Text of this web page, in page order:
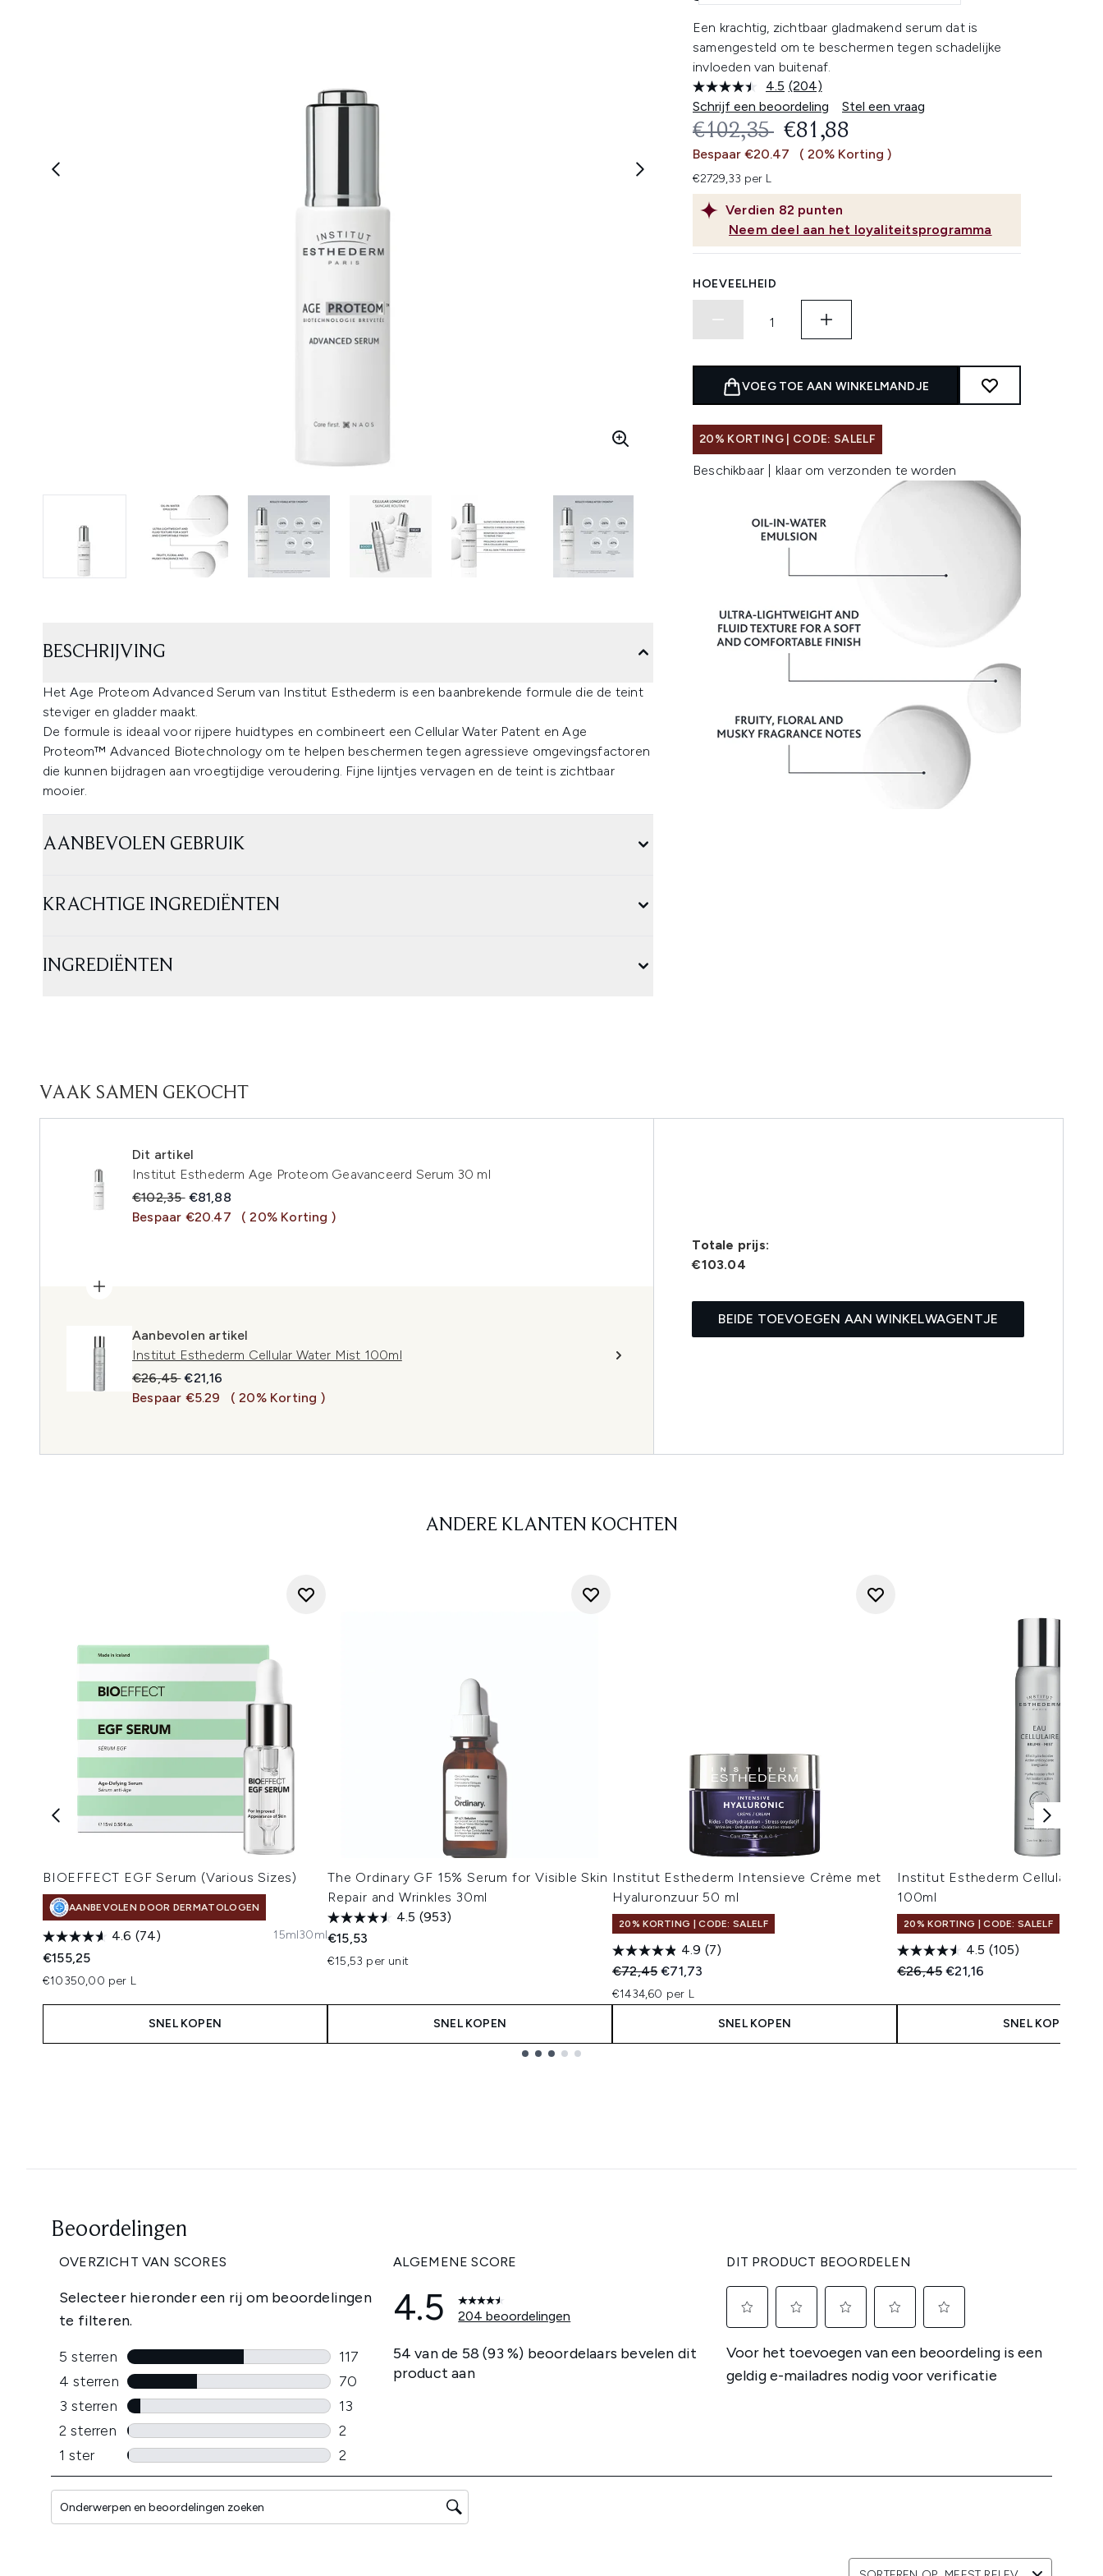
Een krachtig, zichtbaar gladmakend serum dat is
samengesteld om te beschermen tegen schadelijke
invloeden van buitenaf.
4.5 Lees
204
beoordelingen.
Dezelfde
paginalink.
(204)
Schrijf een beoordeling
Stel een vraag
Verdien 82 punten
Neem deel aan het loyaliteitsprogramma
RECOMMENDED RETAIL PRICE:
€102,35 HUIDIGE PRIJS:
€81,88
Bespaar €20.47 ( 20% Korting )
€2729,33 per L
HOEVEELHEID
VOEG TOE AAN WINKELMANDJE
20% KORTING | CODE: SALELF
Beschikbaar | klaar om verzonden te worden
BESCHRIJVING
Het Age Proteom Advanced Serum van Institut Esthederm is een baanbrekende formule die de teint
steviger en gladder maakt.
De formule is ideaal voor rijpere huidtypes en combineert een Cellular Water Patent en Age
Proteom™ Advanced Biotechnology om te helpen beschermen tegen agressieve omgevingsfactoren
die kunnen bijdragen aan vroegtijdige veroudering. Fijne lijntjes vervagen en de teint is zichtbaar
mooier.
AANBEVOLEN GEBRUIK
KRACHTIGE INGREDIËNTEN
INGREDIËNTEN
VAAK SAMEN GEKOCHT
Dit artikel
Institut Esthederm Age Proteom Geavanceerd Serum 30 ml
Recommended Retail Price:
€102,35 Huidige prijs:
€81,88
Bespaar €20.47
( 20% Korting )
Aanbevolen artikel
Institut Esthederm Cellular Water Mist 100ml
Recommended Retail Price:
€26,45Huidige prijs:
€21,16
Bespaar €5.29
( 20% Korting )
Totale prijs:
€103.04
BEIDE TOEVOEGEN AAN WINKELWAGENTJE
ANDERE KLANTEN KOCHTEN
BIOEFFECT EGF Serum (Various Sizes)
AANBEVOLEN DOOR DERMATOLOGEN
4.6 (74)
€155,25
€10350,00 per L
15ml30ml
SNEL KOPEN
The Ordinary GF 15% Serum for Visible Skin
Repair and Wrinkles 30ml
4.5 (953)
€15,53
€15,53 per unit
SNEL KOPEN
Institut Esthederm Intensieve Crème met
Hyaluronzuur 50 ml
20% KORTING | CODE: SALELF
4.9 (7)
Recommended Retail Price:
€72,45Huidige prijs:
€71,73
€1434,60 per L
SNEL KOPEN
Institut Esthederm Cellular
100ml
20% KORTING | CODE: SALELF
4.5 (105)
Recommended Retail Price:
€26,45Huidige prijs:
€21,16
SNEL KOPEN